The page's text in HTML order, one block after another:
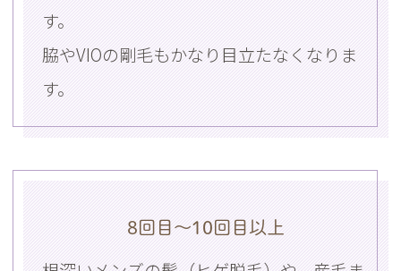
す。
脇やVIOの剛毛もかなり目立たなくなりま
す。
8回目〜10回目以上